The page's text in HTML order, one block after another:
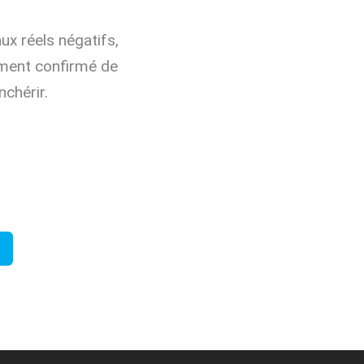
réels négatifs,
confirmé de